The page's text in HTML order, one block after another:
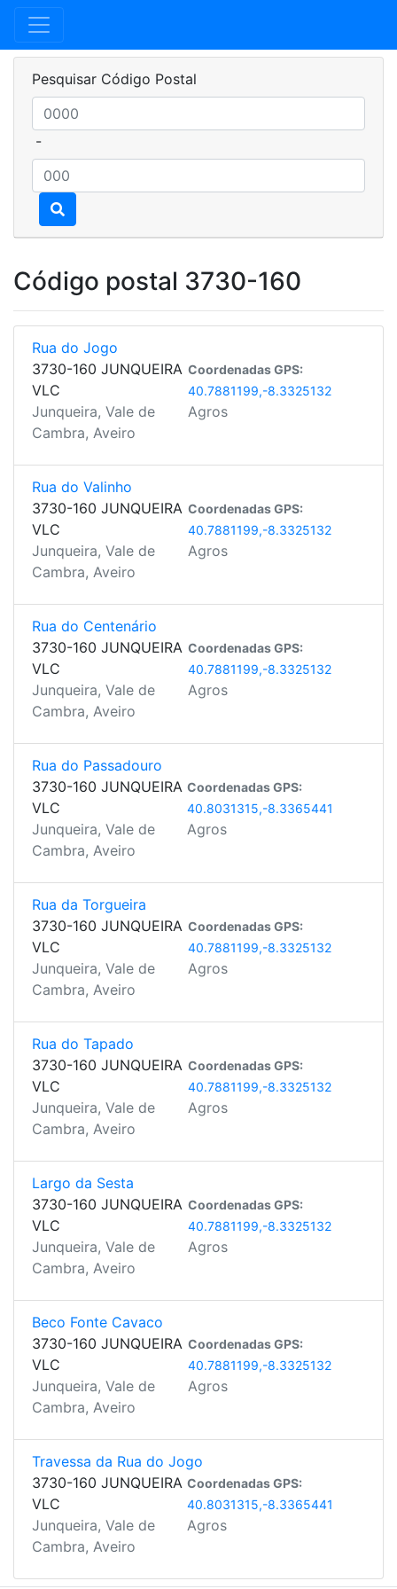
Pesquisar Código Postal
-
Código postal 3730-160
Rua do Jogo
3730-160 JUNQUEIRA
VLC
Junqueira, Vale de
Cambra, Aveiro
Coordenadas GPS:
40.7881199,-8.3325132
Agros
Rua do Valinho
3730-160 JUNQUEIRA
VLC
Junqueira, Vale de
Cambra, Aveiro
Coordenadas GPS:
40.7881199,-8.3325132
Agros
Rua do Centenário
3730-160 JUNQUEIRA
VLC
Junqueira, Vale de
Cambra, Aveiro
Coordenadas GPS:
40.7881199,-8.3325132
Agros
Rua do Passadouro
3730-160 JUNQUEIRA
VLC
Junqueira, Vale de
Cambra, Aveiro
Coordenadas GPS:
40.8031315,-8.3365441
Agros
Rua da Torgueira
3730-160 JUNQUEIRA
VLC
Junqueira, Vale de
Cambra, Aveiro
Coordenadas GPS:
40.7881199,-8.3325132
Agros
Rua do Tapado
3730-160 JUNQUEIRA
VLC
Junqueira, Vale de
Cambra, Aveiro
Coordenadas GPS:
40.7881199,-8.3325132
Agros
Largo da Sesta
3730-160 JUNQUEIRA
VLC
Junqueira, Vale de
Cambra, Aveiro
Coordenadas GPS:
40.7881199,-8.3325132
Agros
Beco Fonte Cavaco
3730-160 JUNQUEIRA
VLC
Junqueira, Vale de
Cambra, Aveiro
Coordenadas GPS:
40.7881199,-8.3325132
Agros
Travessa da Rua do Jogo
3730-160 JUNQUEIRA
VLC
Junqueira, Vale de
Cambra, Aveiro
Coordenadas GPS:
40.8031315,-8.3365441
Agros